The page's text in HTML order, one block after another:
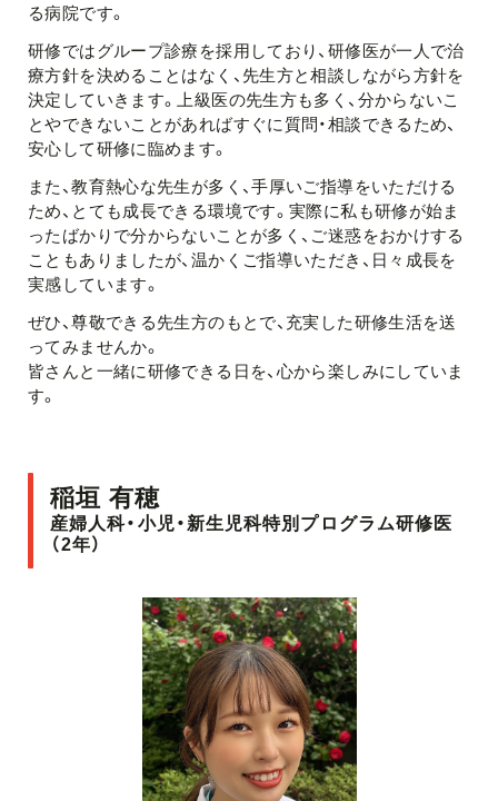
る病院です。
研修ではグループ診療を採用しており、研修医が一人で治
療方針を決めることはなく、先生方と相談しながら方針を
決定していきます。上級医の先生方も多く、分からないこ
とやできないことがあればすぐに質問・相談できるため、
安心して研修に臨めます。
また、教育熱心な先生が多く、手厚いご指導をいただける
ため、とても成長できる環境です。実際に私も研修が始ま
ったばかりで分からないことが多く、ご迷惑をおかけする
こともありましたが、温かくご指導いただき、日々成長を
実感しています。
ぜひ、尊敬できる先生方のもとで、充実した研修生活を送
ってみませんか。
皆さんと一緒に研修できる日を、心から楽しみにしていま
す。
稲垣 有穂
産婦人科・小児・新生児科特別プログラム研修医
（2年）